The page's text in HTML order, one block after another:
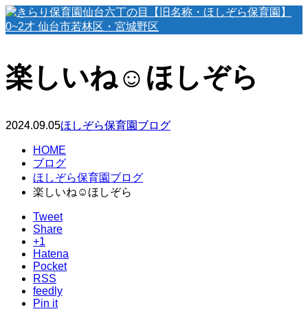
楽しいね☺️ほしぞら
2024.09.05ほしぞら保育園ブログ
HOME
ブログ
ほしぞら保育園ブログ
楽しいね☺️ほしぞら
Tweet
Share
+1
Hatena
Pocket
RSS
feedly
Pin it